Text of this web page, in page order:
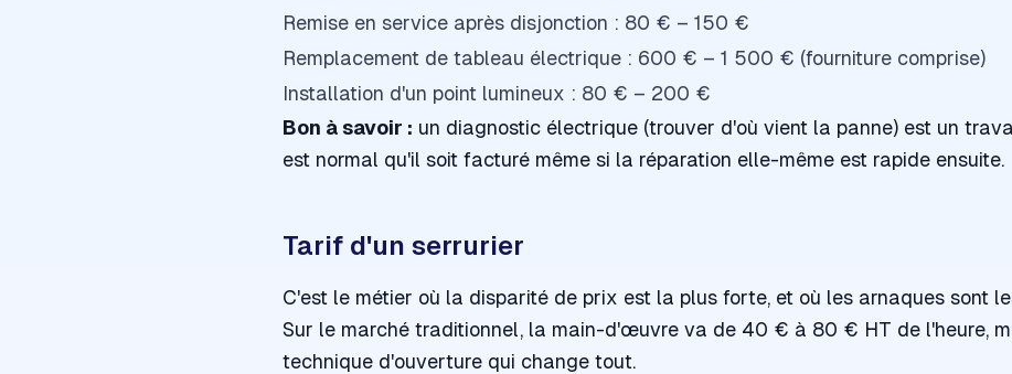
Remise en service après disjonction : 80 € – 150 €
Remplacement de tableau électrique : 600 € – 1 500 € (fourniture comprise)
Installation d'un point lumineux : 80 € – 200 €
Bon à savoir : un diagnostic électrique (trouver d'où vient la panne) est un
est normal qu'il soit facturé même si la réparation elle-même est rapide ensuite.
Tarif d'un serrurier
C'est le métier où la disparité de prix est la plus forte, et où les arnaques sont
Sur le marché traditionnel, la main-d'œuvre va de 40 € à 80 € HT de l'heure,
technique d'ouverture qui change tout.